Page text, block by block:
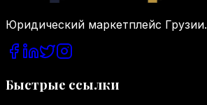
Юридический маркетплейс Грузии.
Быстрые ссылки